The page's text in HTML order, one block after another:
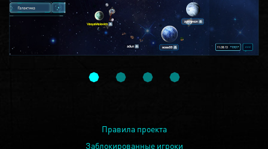
Правила проекта
Заблокированные игроки